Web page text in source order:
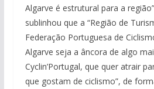
Algarve é estrutural para a
sublinhou que a “Região de
Federação Portuguesa de
Algarve seja a âncora de algo
Cyclin’Portugal, que quer atrair
que gostam de ciclismo”, de